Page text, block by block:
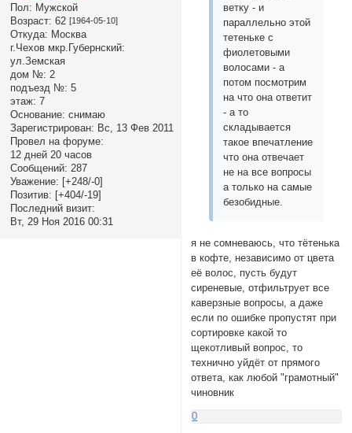
Пол: Мужской
Возраст: 62 [1964-05-10]
Откуда: Москва
г.Чехов мкр.Губернский:
ул.Земская
дом №: 2
подъезд №: 5
этаж: 7
Основание: снимаю
Зарегистрирован: Вс, 13 Фев 2011
Провел на форуме:
12 дней 20 часов
Сообщений: 287
Уважение: [+248/-0]
Позитив: [+404/-19]
Последний визит:
Вт, 29 Ноя 2016 00:31
ветку - и
параллельно этой
тетеньке с
фиолетовыми
волосами - а
потом посмотрим
на что она ответит
- а то
складывается
такое впечатление
что она отвечает
не на все вопросы
а только на самые
безобидные.
я не сомневаюсь, что тётенька
в кофте, независимо от цвета
её волос, пусть будут
сиреневые, отфильтрует все
каверзные вопросы, а даже
если по ошибке пропустят при
сортировке какой то
щекотливый вопрос, то
технично уйдёт от прямого
ответа, как любой "грамотный"
чиновник
0